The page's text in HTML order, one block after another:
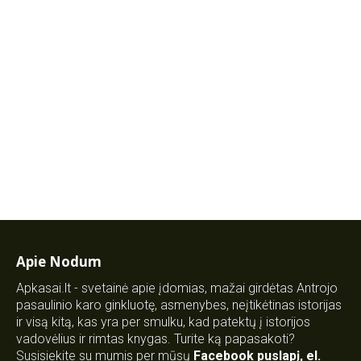
Apie Nodum
Apkasai.lt - svetainė apie įdomias, mažai girdėtas Antrojo
pasaulinio karo ginkluotę, asmenybes, neįtikėtinas istorijas
ir visą kitą, kas yra per smulku, kad patektų į istorijos
vadovėlius ir rimtas knygas. Turite ką papasakoti?
Susisiekite su mumis per mūsų Facebook puslapį, el.